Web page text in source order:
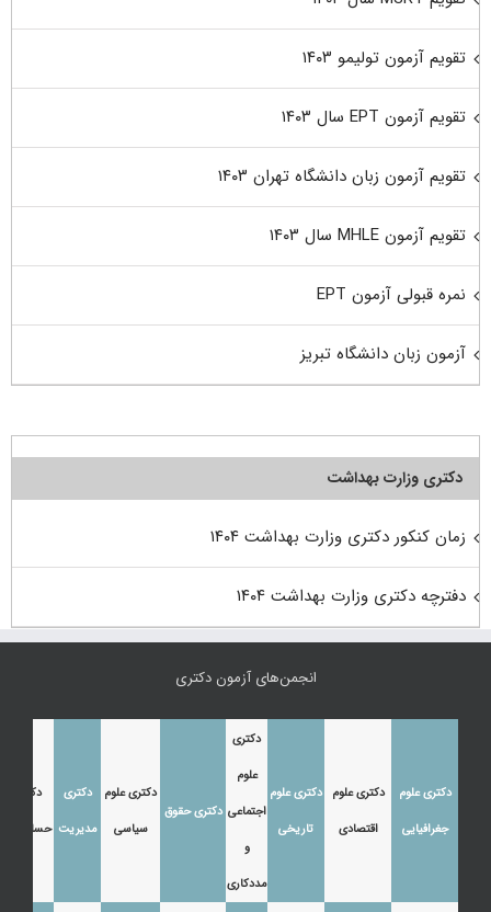
تقویم آزمون تولیمو ۱۴۰۳
تقویم آزمون EPT سال ۱۴۰۳
تقویم آزمون زبان دانشگاه تهران ۱۴۰۳
تقویم آزمون MHLE سال ۱۴۰۳
نمره قبولی آزمون EPT
آزمون زبان دانشگاه تبریز
دکتری وزارت بهداشت
زمان کنکور دکتری وزارت بهداشت ۱۴۰۴
دفترچه دکتری وزارت بهداشت ۱۴۰۴
انجمن‌های آزمون دکتری
دکتری علوم
جغرافیایی
دکتری علوم
اقتصادی
دکتری علوم
تاریخی
دکتری
علوم
اجتماعی
و
مددکاری
دکتری حقوق
دکتری علوم
سیاسی
دکتری
مدیریت
دکتری
حسابداری